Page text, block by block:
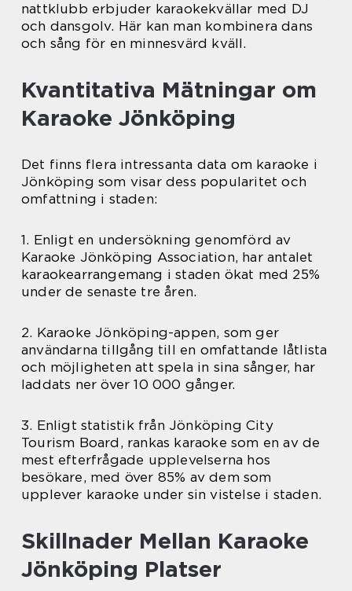
nattklubb erbjuder karaokekvällar med DJ
och dansgolv. Här kan man kombinera dans
och sång för en minnesvärd kväll.
Kvantitativa Mätningar om
Karaoke Jönköping
Det finns flera intressanta data om karaoke i
Jönköping som visar dess popularitet och
omfattning i staden:
1. Enligt en undersökning genomförd av
Karaoke Jönköping Association, har antalet
karaokearrangemang i staden ökat med 25%
under de senaste tre åren.
2. Karaoke Jönköping-appen, som ger
användarna tillgång till en omfattande låtlista
och möjligheten att spela in sina sånger, har
laddats ner över 10 000 gånger.
3. Enligt statistik från Jönköping City
Tourism Board, rankas karaoke som en av de
mest efterfrågade upplevelserna hos
besökare, med över 85% av dem som
upplever karaoke under sin vistelse i staden.
Skillnader Mellan Karaoke
Jönköping Platser